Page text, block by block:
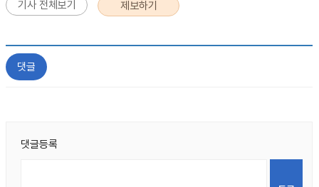
기사 전체보기 제보하기
댓글
댓글등록